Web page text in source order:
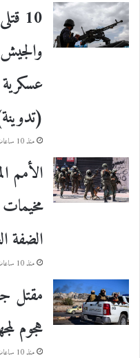
10
والجيش
منذ 10 ساعات
الأمم
مخيمات
الضفة
منذ 10 ساعات
هجوم
منذ 10 ساعات